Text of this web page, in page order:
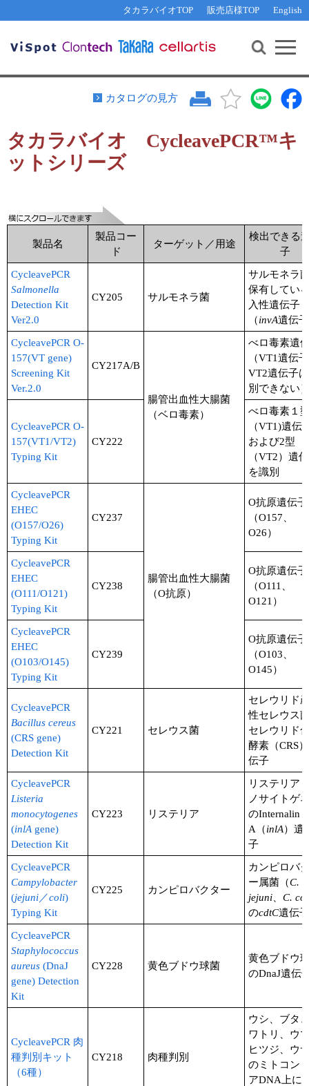
タカラバイオTOP 販売店様TOP English
機能解析・サイレンシング
PCR・等温増幅
リアルタイムPCR（qPCR）
サンプル請求
テクニカルサポートライン
その他 ライセンスに関するご相談
遺伝子組換え生物該当製品
研究支援ツール
Cut-Site Navigator 制限酵素切断サイトの検索
In-Fusion Cloning プライマー設計
抗体検索サイト
リアルタイムPCR （インターカレーター法）
リアルタイムPCR（プローブ法）
プライマー・プローブ検索・注文
機器ソフトウェア・ベクター配列ダウンロード
ラーニングセンター
実験ガイド
リアルタイムPCR実験ガイド
遺伝子検査ガイド（食品・水質・家畜他）
NGSポータルサイト
幹細胞・再生医療研究ガイド
クローニング実験ガイド
細胞選択ガイド
エピジェネティクス実験ガイド
RNAi実験ガイド
アプリケーションノート
プロトコール集
ユーザーズボイス集
動画ライブラリー
Q&A
お問い合わせ WEB会員登録
カタログの見方
タカラバイオ CycleavePCR™キ
ットシリーズ
製品名
製品コー
ド
ターゲット／用途
検出できる
子
CycleavePCR
Salmonella
Detection Kit
Ver2.0
CY205 サルモネラ菌
サルモネラ
保有してい
入性遺伝子
（invA遺伝
CycleavePCR O-
157(VT gene)
Screening Kit
Ver.2.0
CY217A/B
腸管出血性大腸菌
（ベロ毒素）
べロ毒素遺
（VT1遺伝
VT2遺伝子
別できない
CycleavePCR O-
157(VT1/VT2)
Typing Kit
CY222
べロ毒素１
（VT1)遺伝
および2型
（VT2）遺
を識別
CycleavePCR
EHEC
(O157/O26)
Typing Kit
CY237
腸管出血性大腸菌
（O抗原）
O抗原遺伝子
（O157、
O26）
CycleavePCR
EHEC
(O111/O121)
Typing Kit
CY238
O抗原遺伝子
（O111、
O121）
CycleavePCR
EHEC
(O103/O145)
Typing Kit
CY239
O抗原遺伝子
（O103、
O145）
CycleavePCR
Bacillus cereus
(CRS gene)
Detection Kit
CY221 セレウス菌
セレウリド
性セレウス
セレウリド
酵素（CRS
伝子
CycleavePCR
Listeria
monocytogenes
(inlA gene)
Detection Kit
CY223 リステリア
リステリア
ノサイトゲ
のInternalin
A（inlA）遺
子
CycleavePCR
Campylobacter
(jejuni／coli)
Typing Kit
CY225 カンピロバクター
カンピロバ
ー属菌（C.
jejuni
C.
のcdtC遺伝子
CycleavePCR
Staphylococcus
aureus (DnaJ
gene) Detection
Kit
CY228 黄色ブドウ球菌
黄色ブドウ
のDnaJ遺伝
CycleavePCR 肉
種判別キット
（6種）
CY218 肉種判別
ウシ、ブタ
ワトリ、ウ
ヒツジ、ウ
のミトコン
アDNA上に